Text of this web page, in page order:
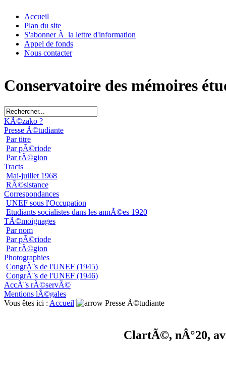
Accueil
Plan du site
S'abonner Ã la lettre d'information
Appel de fonds
Nous contacter
Conservatoire des mémoires
KÃ©zako ?
Presse Ã©tudiante
Par titre
Par pÃ©riode
Par rÃ©gion
Tracts
Mai-juillet 1968
RÃ©sistance
Correspondances
UNEF sous l'Occupation
Etudiants socialistes dans les annÃ©es 1920
TÃ©moignages
Par nom
Par pÃ©riode
Par rÃ©gion
Photographies
CongrÃ¨s de l'UNEF (1945)
CongrÃ¨s de l'UNEF (1946)
AccÃ¨s rÃ©servÃ©
Mentions lÃ©gales
Vous êtes ici : Accueil Presse Ã©tudiante
ClartÃ©, nÂ°20,